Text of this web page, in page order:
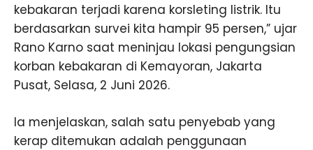
kebakaran terjadi karena korsleting listrik. Itu
berdasarkan survei kita hampir 95 persen,” ujar
Rano Karno saat meninjau lokasi pengungsian
korban kebakaran di Kemayoran, Jakarta
Pusat, Selasa, 2 Juni 2026.
Ia menjelaskan, salah satu penyebab yang
kerap ditemukan adalah penggunaan